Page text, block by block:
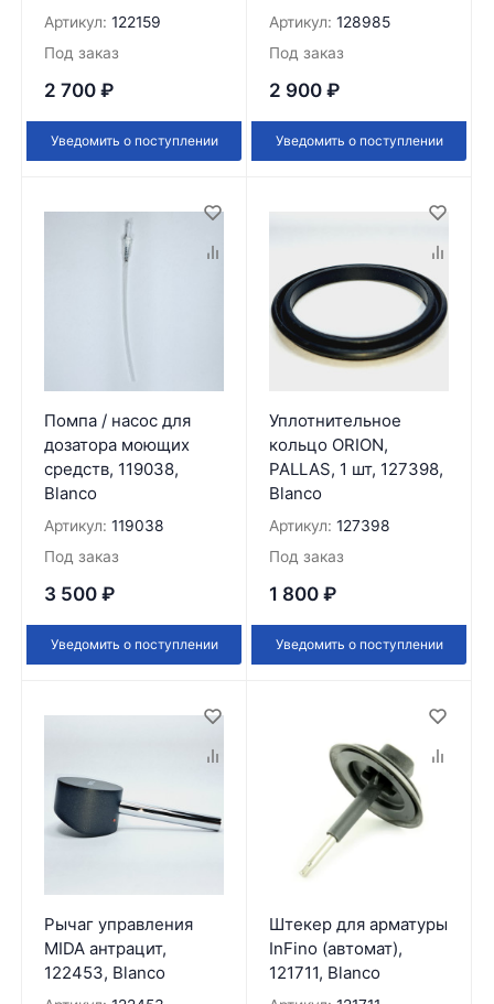
Артикул: 122159
Под заказ
2 700 ₽
Уведомить о поступлении
Артикул: 128985
Под заказ
2 900 ₽
Уведомить о поступлении
Помпа / насос для
дозатора моющих
средств, 119038,
Blanco
Артикул: 119038
Под заказ
3 500 ₽
Уведомить о поступлении
Уплотнительное
кольцо ORION,
PALLAS, 1 шт, 127398,
Blanco
Артикул: 127398
Под заказ
1 800 ₽
Уведомить о поступлении
Рычаг управления
MIDA антрацит,
122453, Blanco
Штекер для арматуры
InFino (автомат),
121711, Blanco